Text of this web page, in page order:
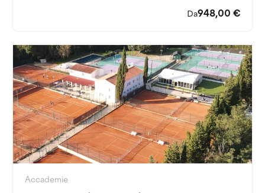
Da948,00 €
Accademie